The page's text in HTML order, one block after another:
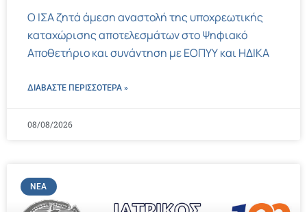
Ο ΙΣΑ ζητά άμεση αναστολή της υποχρεωτικής
καταχώρισης αποτελεσμάτων στο Ψηφιακό
Αποθετήριο και συνάντηση με ΕΟΠΥΥ και ΗΔΙΚΑ
ΔΙΑΒΑΣΤΕ ΠΕΡΙΣΣΌΤΕΡΑ »
08/08/2026
ΝΈΑ